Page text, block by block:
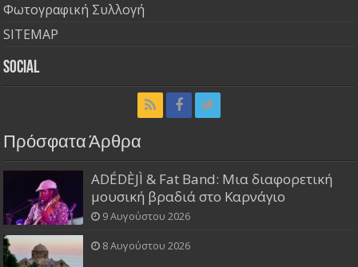
Φωτογραφική Συλλογή
SITEMAP
Social
Πρόσφατα Άρθρα
ADÉDÈJÌ & Fat Band: Μια διαφορετική
μουσική βραδιά στο Καρνάγιο
9 Αυγούστου 2026
8 Αυγούστου 2026